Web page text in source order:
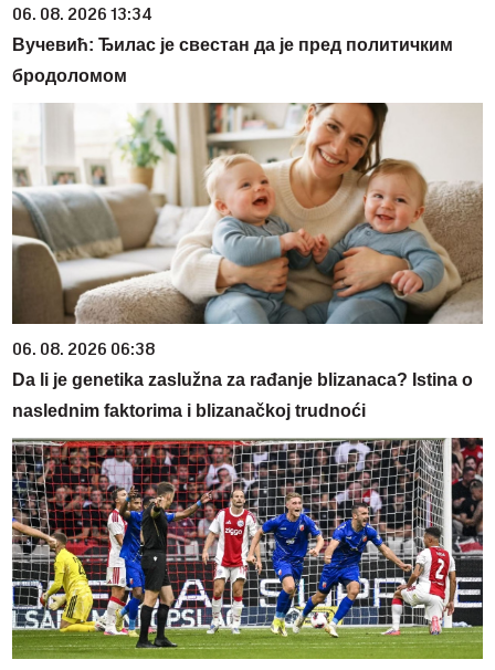
06. 08. 2026 13:34
Вучевић: Ђилас је свестан да је пред политичким
бродоломом
06. 08. 2026 06:38
Da li je genetika zaslužna za rađanje blizanaca? Istina o
naslednim faktorima i blizanačkoj trudnoći